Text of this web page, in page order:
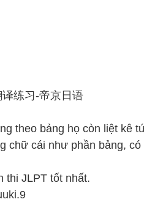
练习-帝京日语
theo bảng họ còn liệt kê
chữ cái như phần bảng, có
thi JLPT tốt nhất.